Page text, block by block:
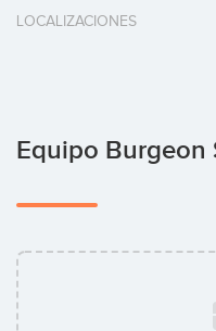
LOCALIZACIONES
Equipo Burgeon